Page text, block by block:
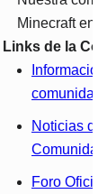
Minecraft en
Links de la
comunidad
Noticias de
Comunidad
Foro Oficial